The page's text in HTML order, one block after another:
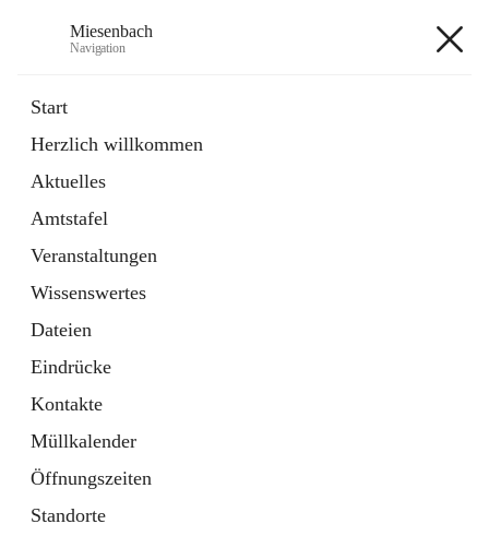
Miesenbach
Navigation
Start
Herzlich willkommen
Aktuelles
Amtstafel
Veranstaltungen
Wissenswertes
Dateien
Eindrücke
Kontakte
Müllkalender
Öffnungszeiten
Standorte
Externe Webseite
in
Tab
Region Schneebergland
Externe Webseite
öffnet
in
neuem
Tab